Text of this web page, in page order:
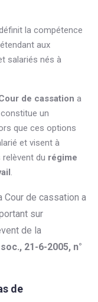
la compétence
aux
salariés nés à
de cassation a
constitue un
que ces options
et visent à
du régime
.
Cour de cassation a
sur
de la
21-6-2005, n°
de